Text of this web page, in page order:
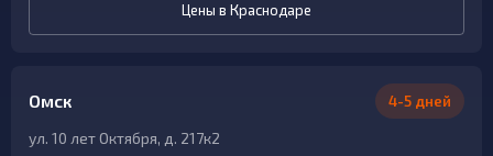
Цены в Краснодаре
Омск 4-5 дней
ул. 10 лет Октября, д. 217к2